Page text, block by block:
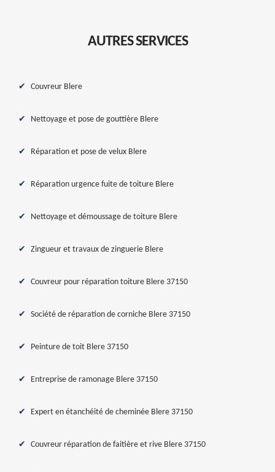
AUTRES SERVICES
Couvreur Blere
Nettoyage et pose de gouttière Blere
Réparation et pose de velux Blere
Réparation urgence fuite de toiture Blere
Nettoyage et démoussage de toiture Blere
Zingueur et travaux de zinguerie Blere
Couvreur pour réparation toiture Blere 37150
Société de réparation de corniche Blere 37150
Peinture de toit Blere 37150
Entreprise de ramonage Blere 37150
Expert en étanchéité de cheminée Blere 37150
Couvreur réparation de faitière et rive Blere 37150